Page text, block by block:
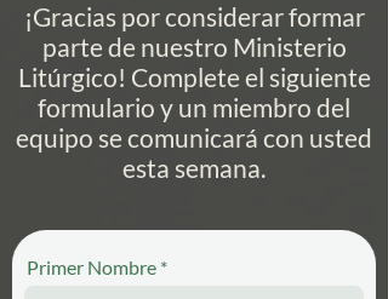
¡Gracias por considerar formar
parte de nuestro Ministerio
Litúrgico! Complete el siguiente
formulario y un miembro del
equipo se comunicará con usted
esta semana.
Primer Nombre